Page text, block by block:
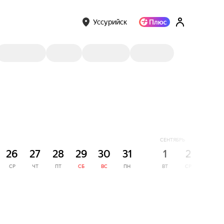
Уссурийск
26
СР
27
ЧТ
28
ПТ
29
СБ
30
ВС
31
ПН
СЕНТЯБРЬ
1
ВТ
2